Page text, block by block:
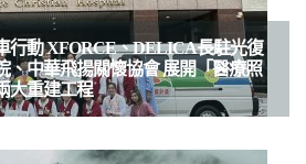
行動 XFORCE、DELICA長駐光復
、中華飛揚關懷協會 展開「醫療照
大重建工程